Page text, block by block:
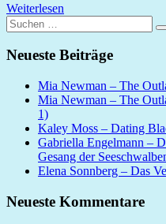
Weiterlesen
Suchen
nach:
Neueste Beiträge
Mia Newman – The
Mia Newman – The
1)
Kaley Moss – Dating
Gabriella Engelmann –
Gesang der
Elena Sonnberg – Das
Neueste Kommentare